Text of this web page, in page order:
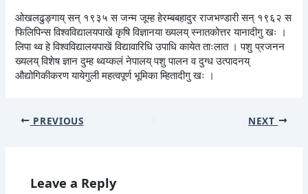
ओखलढुङ्गाय् सन् १९३५ स जन्म जूम्ह हेरम्बबहादुर राजभण्डारी सन् १९६२ स
फिलिपिन्स विश्वविद्यालयपाखें कृषि विज्ञानया ख्यलय् स्नातकोत्तर यानादीगु खः ।
लिपा थ्व हे विश्वविद्यालयपाखें विद्यावारिधि उपाधि कायेत ताःलात । पशु प्रजनन
ख्यलय् विशेष ज्ञान दुम्ह थ्वय्कलं नेपालय् पशु पालन व दुग्ध उत्पादनय्
औद्योगिकीकरण यायेगुली महत्वपूर्ण भूमिका म्हितादीगु खः ।
PREVIOUS NEXT
Leave a Reply